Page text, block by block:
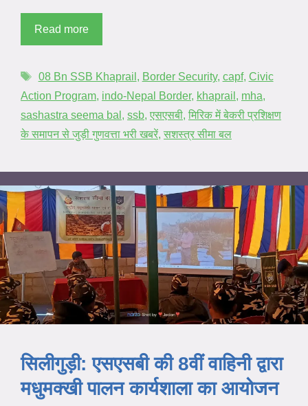
Read more
08 Bn SSB Khaprail , Border Security, capf, Civic
Action Program, indo-Nepal Border, khaprail , mha,
sashastra seema bal , ssb, एसएसबी, मिरिक में बेकरी प्रशिक्षण
के समापन से जुड़ी गुणवत्ता भरी खबरें, सशस्त्र सीमा बल
सिलीगुड़ी: एसएसबी की 8वीं वाहिनी द्वारा
मधुमक्खी पालन कार्यशाला का आयोजन